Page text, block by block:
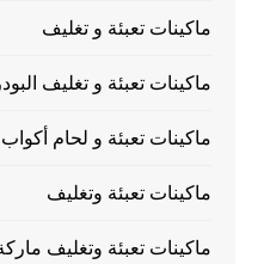
ماكينات تعبئة و تغليف
ماكينات تعبئة و تغليف
ماكينات تعبئة و لحام أكواب
ماكينات تعبئة وتغليف
ماكينات تعبئة وتغليف